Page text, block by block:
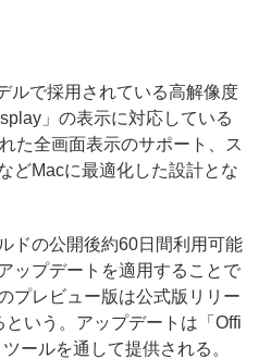
ルで採用されている高解像度
」の表示に対応している
た全画面表示のサポート、ス
どMacに最適化した設計とな
ドの公開後約60日間利用可能
ップデートを適用することで
プレビュー版は公式版リリー
いう。アップデートは「Offi
ールを通して提供される。